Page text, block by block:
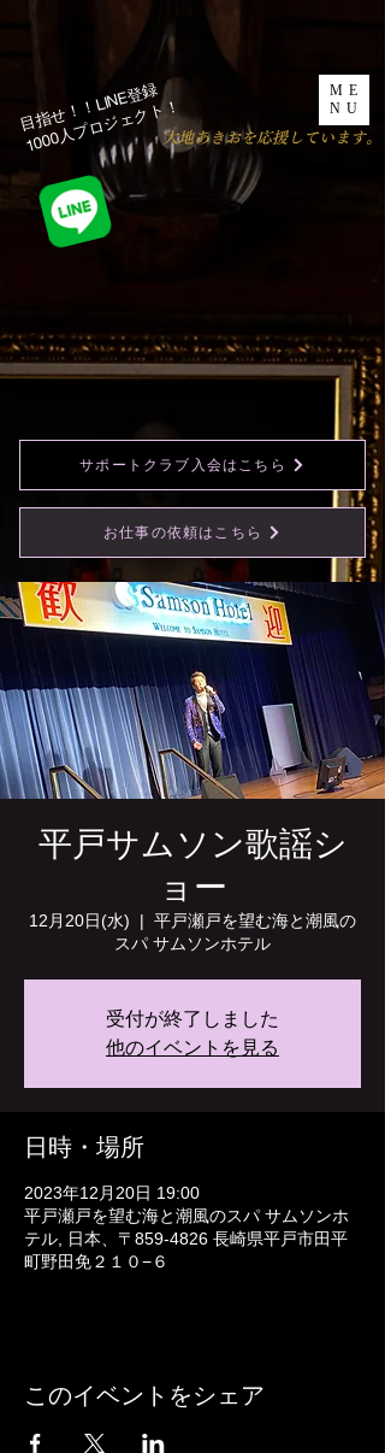
ME
NU
​大地あきおを応援しています。
目指せ！！LINE登録
1000人プロジェクト！​
お仕事の依頼はこちら
サポートクラブ入会はこちら
平戸サムソン歌謡シ
ョー
12月20日(水)
  |
平戸瀬戸を望む海と潮風の
スパ サムソンホテル
受付が終了しました
他のイベントを見る
日時・場所
2023年12月20日 19:00
平戸瀬戸を望む海と潮風のスパ サムソンホ
テル, 日本、〒859-4826 長崎県平戸市田平
町野田免２１０−６
このイベントをシェア